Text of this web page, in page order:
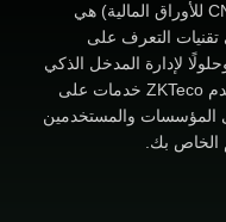
(ZKTeco) (301330: بورصة CN Shenzhen للأوراق المالية) هي
التعرف على
لإدارة المدخل الذكي
ومصادقة الهوية الذكية والمكتب الذكي. تقدم ZKTeco خدمات على
المؤسسات والمستخدمين
الخاص بك.